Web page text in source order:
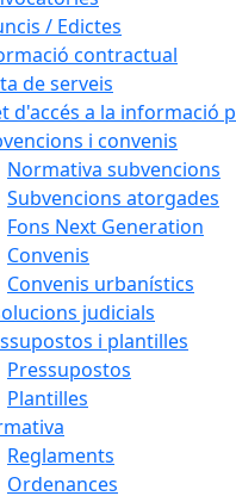
/ Edictes
contractual
de serveis
d'accés a la informació
i convenis
Normativa subvencions
Subvencions atorgades
Fons Next Generation
Convenis
Convenis urbanístics
judicials
i plantilles
Pressupostos
Plantilles
Reglaments
Ordenances